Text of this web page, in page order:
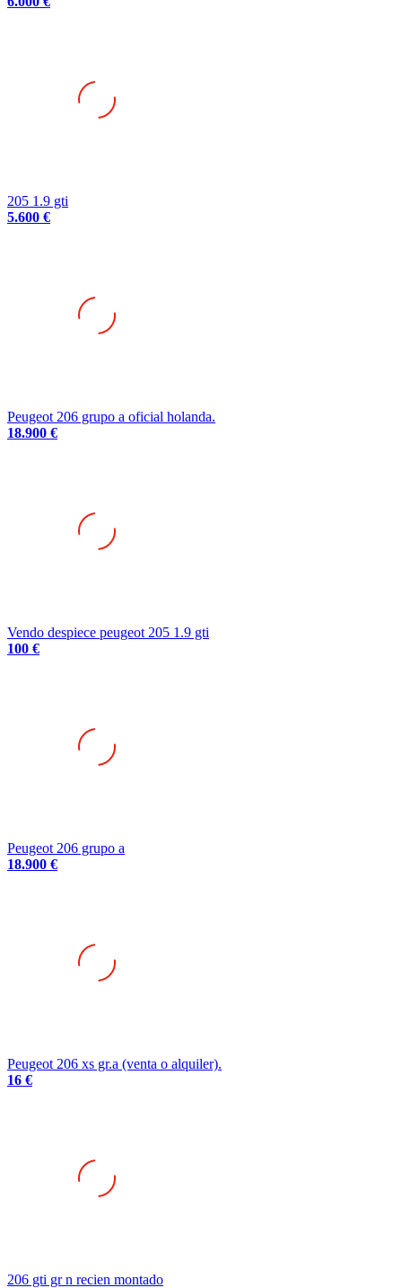
205 1.9 gti
5.600 €
Peugeot 206 grupo a oficial holanda.
18.900 €
Vendo despiece peugeot 205 1.9 gti
100 €
Peugeot 206 grupo a
18.900 €
Peugeot 206 xs gr.a (venta o alquiler).
16 €
206 gti gr n recien montado